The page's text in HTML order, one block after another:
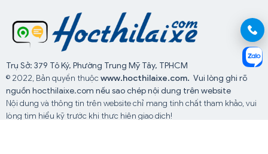
Trụ Sở: 379 Tô Ký, Phường Trung Mỹ Tây, TPHCM
© 2022, Bản quyền thuộc www.hocthilaixe.com. Vui lòng ghi rõ
nguồn hocthilaixe.com nếu sao chép nội dung trên website
Nội dung và thông tin trên website chỉ mang tính chất tham khảo, vui
lòng tìm hiểu kỹ trước khi thực hiện giao dịch!